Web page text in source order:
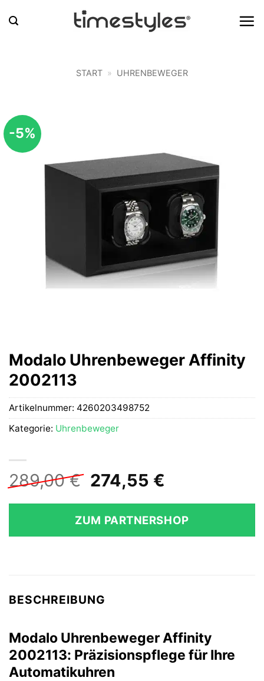
Inhalt
START » UHRENBEWEGER
-5%
Modalo Uhrenbeweger Affinity
2002113
289,00€ Ursprünglicher
Preis
war:
289,00 €
274,55 €
ist:
274,55 €.
ZUM PARTNERSHOP
Artikelnummer: 4260203498752
Kategorie: Uhrenbeweger
BESCHREIBUNG
Modalo Uhrenbeweger Affinity
2002113: Präzisionspflege für Ihre
Automatikuhren